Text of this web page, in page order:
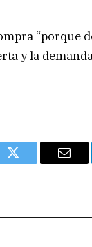
“porque
y la
Twitter